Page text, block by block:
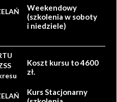
Weekendowy
(szkolenia w soboty
i niedziele)
Koszt kursu to 4600
zł.
Kurs Stacjonarny